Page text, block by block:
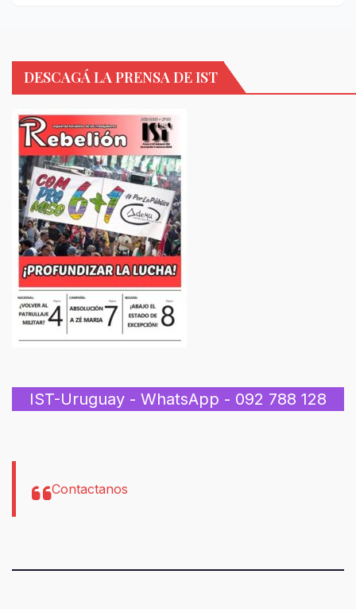
DESCAGÁ LA PRENSA DE IST
IST-Uruguay - WhatsApp - 092 788 128
Contactanos